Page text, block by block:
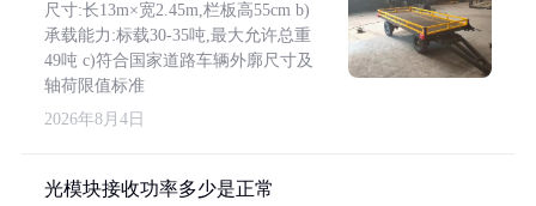
尺寸:长13m×宽2.45m,栏板高55cm b)
承载能力:标载30-35吨,最大允许总重
49吨 c)符合国家道路车辆外廓尺寸及
轴荷限值标准
2026年8月4日
光模块接收功率多少是正常